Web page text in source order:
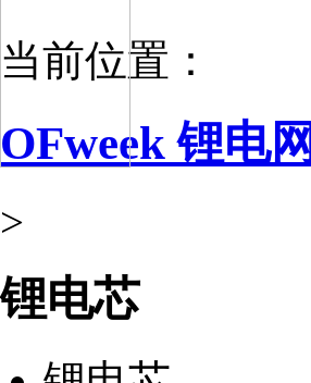
当前位置：
OFweek 锂电网
>
锂电芯